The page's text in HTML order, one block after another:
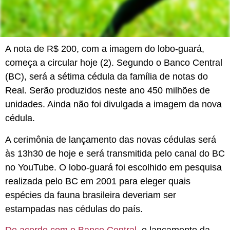
A nota de R$ 200, com a imagem do lobo-guará,
começa a circular hoje (2). Segundo o Banco Central
(BC), será a sétima cédula da família de notas do
Real. Serão produzidos neste ano 450 milhões de
unidades. Ainda não foi divulgada a imagem da nova
cédula.
A cerimônia de lançamento das novas cédulas será
às 13h30 de hoje e será transmitida pelo canal do BC
no YouTube. O lobo-guará foi escolhido em pesquisa
realizada pelo BC em 2001 para eleger quais
espécies da fauna brasileira deveriam ser
estampadas nas cédulas do país.